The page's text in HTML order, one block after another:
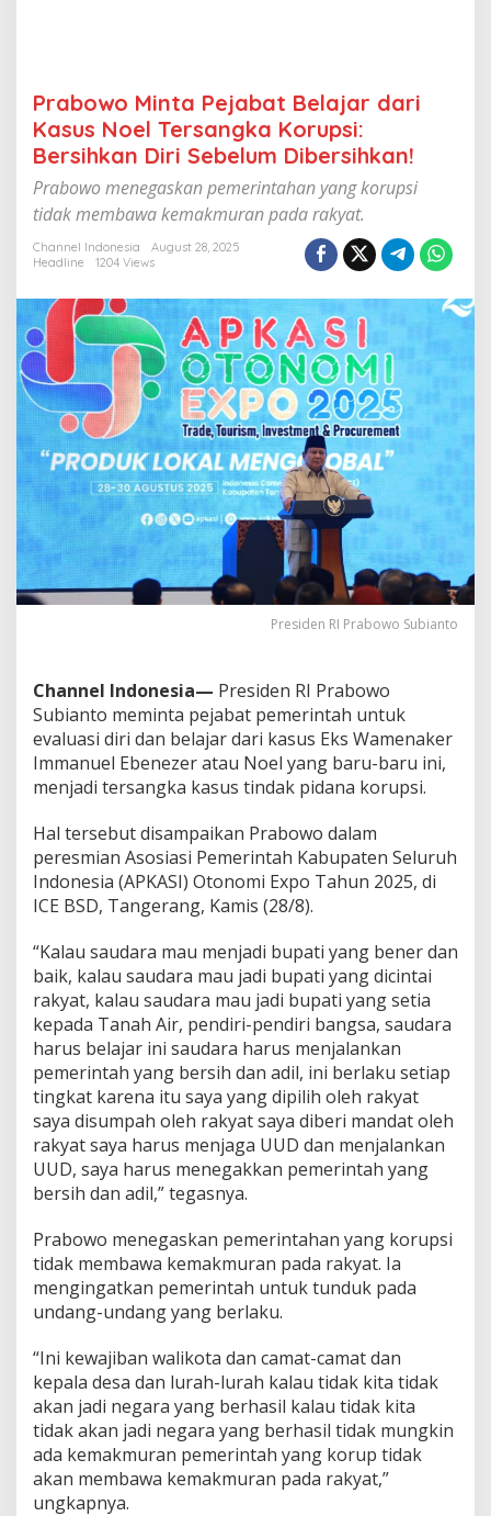
j
a
r
d
a
r
i
K
u
s
N
o
e
l
T
e
r
s
a
n
g
k
a
K
s
:
B
e
i
h
k
a
n
i
r
i
S
e
b
e
l
u
D
i
b
r
i
h
k
n
Prabowo Minta Pejabat Belajar dari
Kasus Noel Tersangka Korupsi:
Bersihkan Diri Sebelum Dibersihkan!
Prabowo menegaskan pemerintahan yang korupsi
tidak membawa kemakmuran pada rakyat.
Channel Indonesia
August 28, 2025
Headline
1204 Views
Presiden RI Prabowo Subianto
Channel Indonesia— Presiden RI Prabowo
Subianto meminta pejabat pemerintah untuk
evaluasi diri dan belajar dari kasus Eks Wamenaker
Immanuel Ebenezer atau Noel yang baru-baru ini,
menjadi tersangka kasus tindak pidana korupsi.
Hal tersebut disampaikan Prabowo dalam
peresmian Asosiasi Pemerintah Kabupaten Seluruh
Indonesia (APKASI) Otonomi Expo Tahun 2025, di
ICE BSD, Tangerang, Kamis (28/8).
“Kalau saudara mau menjadi bupati yang bener dan
baik, kalau saudara mau jadi bupati yang dicintai
rakyat, kalau saudara mau jadi bupati yang setia
kepada Tanah Air, pendiri-pendiri bangsa, saudara
harus belajar ini saudara harus menjalankan
pemerintah yang bersih dan adil, ini berlaku setiap
tingkat karena itu saya yang dipilih oleh rakyat
saya disumpah oleh rakyat saya diberi mandat oleh
rakyat saya harus menjaga UUD dan menjalankan
UUD, saya harus menegakkan pemerintah yang
bersih dan adil,” tegasnya.
Prabowo menegaskan pemerintahan yang korupsi
tidak membawa kemakmuran pada rakyat. Ia
mengingatkan pemerintah untuk tunduk pada
undang-undang yang berlaku.
“Ini kewajiban walikota dan camat-camat dan
kepala desa dan lurah-lurah kalau tidak kita tidak
akan jadi negara yang berhasil kalau tidak kita
tidak akan jadi negara yang berhasil tidak mungkin
ada kemakmuran pemerintah yang korup tidak
akan membawa kemakmuran pada rakyat,”
ungkapnya.